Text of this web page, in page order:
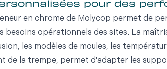
pour des
en chrome de Molycop permet de
besoins opérationnels des sites. La
les modèles de moules, les
de la trempe, permet d'adapter les